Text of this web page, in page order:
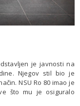
je javnosti na
Njegov stil bio je
NSU Ro 80 imao je
što mu je osiguralo